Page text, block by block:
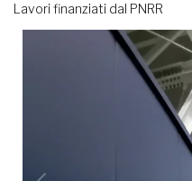
Lavori finanziati dal PNRR